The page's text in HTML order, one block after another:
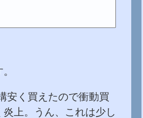
安く買えたので衝動買
上。うん、これは少し